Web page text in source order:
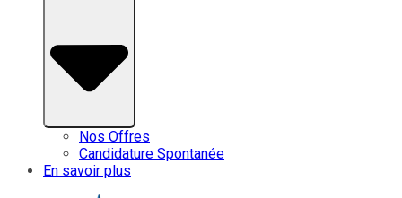
Nos Offres
Candidature Spontanée
En savoir plus